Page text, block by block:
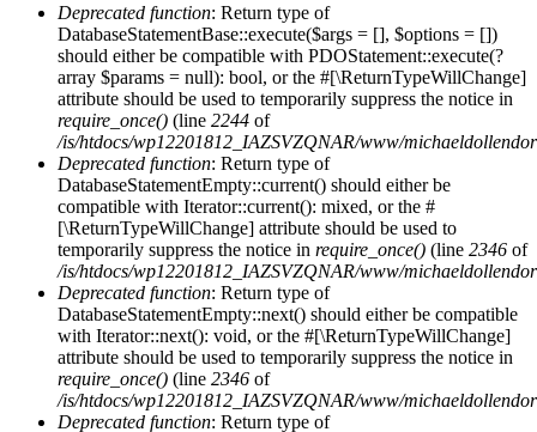
Deprecated function: Return type of
DatabaseStatementBase::execute($args = [], $options = [])
should either be compatible with PDOStatement::execute(?
array $params = null): bool, or the #[\ReturnTypeWillChange]
attribute should be used to temporarily suppress the notice in
require_once() (line 2244 of
/is/htdocs/wp12201812_IAZSVZQNAR/www/
Deprecated function: Return type of
DatabaseStatementEmpty::current() should either be
compatible with Iterator::current(): mixed, or the #
[\ReturnTypeWillChange] attribute should be used to
temporarily suppress the notice in require_once() (line 2346 of
/is/htdocs/wp12201812_IAZSVZQNAR/www/
Deprecated function: Return type of
DatabaseStatementEmpty::next() should either be compatible
with Iterator::next(): void, or the #[\ReturnTypeWillChange]
attribute should be used to temporarily suppress the notice in
require_once() (line 2346 of
/is/htdocs/wp12201812_IAZSVZQNAR/www/
Deprecated function: Return type of